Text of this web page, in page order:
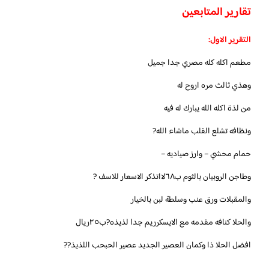
تقارير المتابعين
التقرير الاول:
مطعم اكله كله مصري جدا جميل
وهذي ثالث مره اروح له
من لذة اكله الله يبارك له فيه
ونظافه تشلع القلب ماشاء الله?
حمام محشي – وارز صياديه –
وطاجن الروبيان بالثوم ب٦٨لااتذكر الاسعار للاسف ?
والمقبلات ورق عنب وسلطة لبن بالخيار
والحلا كنافه مقدمه مع الايسكرريم جدا لذيذه?ب٢٥ريال
افضل الحلا ذا وكمان العصير الجديد عصير الحبحب اللذيذ??